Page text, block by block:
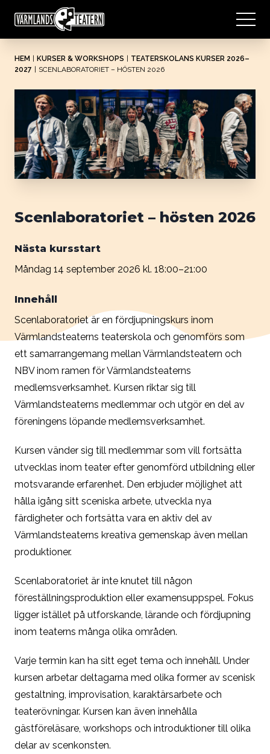
HEM KURSER & WORKSHOPS
TEATERSKOLANS KURSER 2026–
2027
SCENLABORATORIET – HÖSTEN 2026
Scenlaboratoriet – hösten 2026
Nästa kursstart
Måndag 14 september 2026 kl. 18:00–21:00
Innehåll
Scenlaboratoriet är en fördjupningskurs inom
Värmlandsteaterns teaterskola och genomförs som
ett samarrangemang mellan Värmlandsteatern och
NBV inom ramen för Värmlandsteaterns
medlemsverksamhet. Kursen riktar sig till
Värmlandsteaterns medlemmar och utgör en del av
föreningens löpande medlemsverksamhet.
Kursen vänder sig till medlemmar som vill fortsätta
utvecklas inom teater efter genomförd utbildning eller
motsvarande erfarenhet. Den erbjuder möjlighet att
hålla igång sitt sceniska arbete, utveckla nya
färdigheter och fortsätta vara en aktiv del av
Värmlandsteaterns kreativa gemenskap även mellan
produktioner.
Scenlaboratoriet är inte knutet till någon
föreställningsproduktion eller examensuppspel. Fokus
ligger istället på utforskande, lärande och fördjupning
inom teaterns många olika områden.
Varje termin kan ha sitt eget tema och innehåll. Under
kursen arbetar deltagarna med olika former av scenisk
gestaltning, improvisation, karaktärsarbete och
teaterövningar. Kursen kan även innehålla
gästföreläsare, workshops och introduktioner till olika
delar av scenkonsten.